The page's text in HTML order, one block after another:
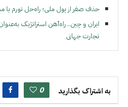
حذف صفر از پول ملی؛ راه‌حل تورم
ایران و چین.. راه‌آهن استراتژیک
تجارت جهانی
به اشتراک بگذارید 0